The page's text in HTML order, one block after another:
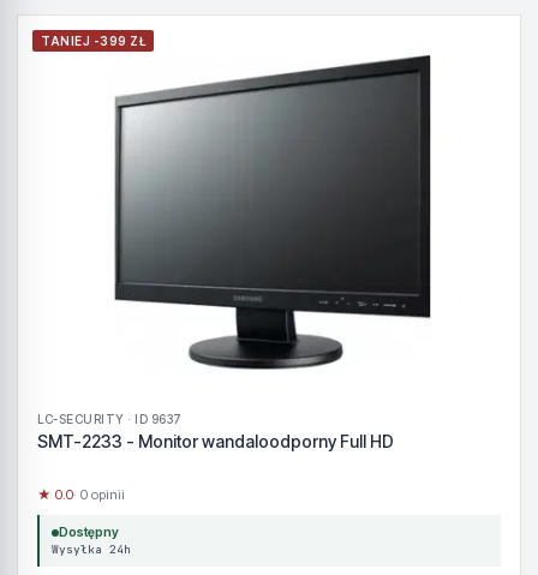
TANIEJ -399 ZŁ
LC-SECURITY · ID 9637
SMT-2233 - Monitor wandaloodporny Full HD
★ 0.0· 0 opinii
Dostępny
Wysyłka 24h